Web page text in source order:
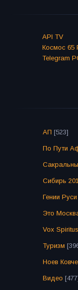
API TV
Космос 65
Telegram
АП [523]
По Пути
Сибирь
Гении Руси
Это
Vox Spiritus
Туризм
Ноев
Видео